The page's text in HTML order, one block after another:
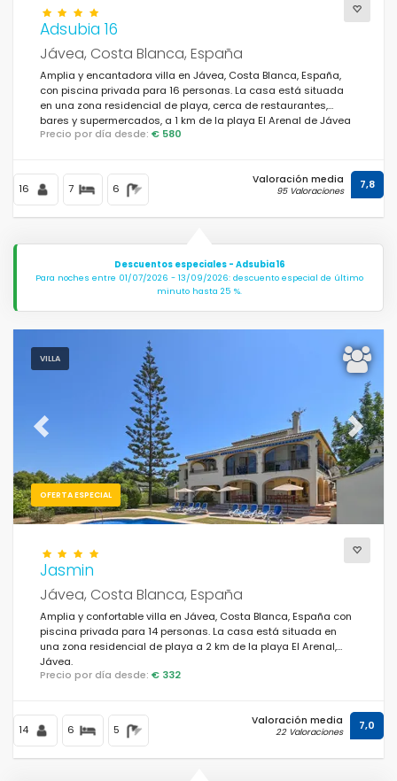
Adsubia 16
Jávea, Costa Blanca, España
Amplia y encantadora villa en Jávea, Costa Blanca, España,
con piscina privada para 16 personas. La casa está situada
en una zona residencial de playa, cerca de restaurantes,
bares y supermercados, a 1 km de la playa El Arenal de Jávea
y a 1 km del Mar Mediterráneo, Jávea.
Precio por día desde: € 580
16 7 6
Valoración media
95 Valoraciones 7,8
Descuentos especiales - Adsubia 16
Para noches entre 01/07/2026 - 13/09/2026: descuento especial de último
minuto hasta 25 %.
VILLA
OFERTA ESPECIAL
Previous Next
Jasmin
Jávea, Costa Blanca, España
Amplia y confortable villa en Jávea, Costa Blanca, España con
piscina privada para 14 personas. La casa está situada en
una zona residencial de playa a 2 km de la playa El Arenal,
Jávea.
Precio por día desde: € 332
14 6 5
Valoración media
22 Valoraciones 7,0